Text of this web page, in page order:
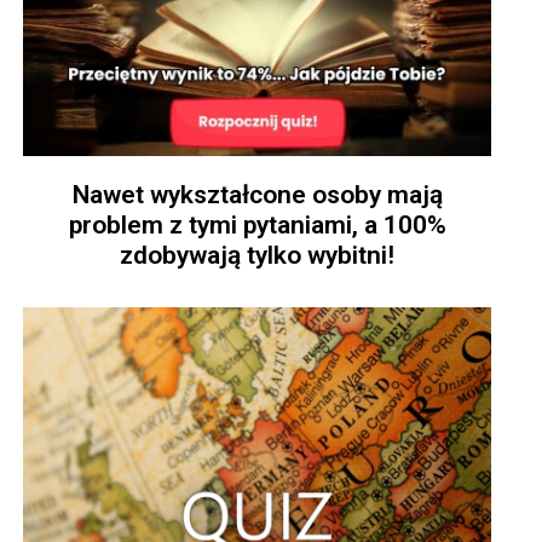
Nawet wykształcone osoby mają
problem z tymi pytaniami, a 100%
zdobywają tylko wybitni!